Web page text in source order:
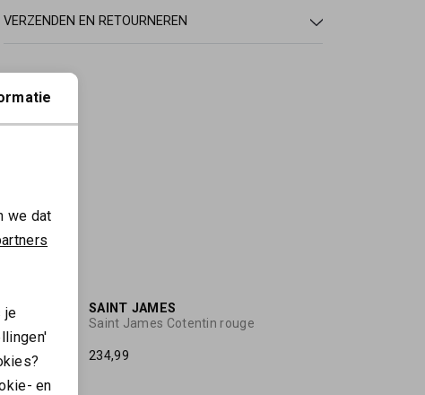
VERZENDEN EN RETOURNEREN
SAINT JAMES
Saint James Cotentin rouge
234,99
we dat
je
en